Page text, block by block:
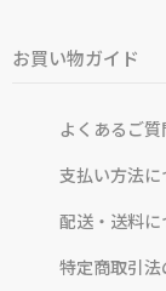
お買い物ガイド
よくあるご質
支払い方法に
配送・送料に
特定商取引